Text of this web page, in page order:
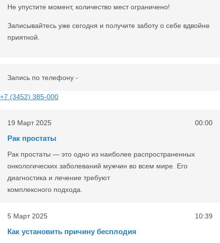
Не упустите момент, количество мест ограничено!
Записывайтесь уже сегодня и получите заботу о себе вдвойне
приятной.
Запись по телефону -
+7 (3452) 385-000
19 Март 2025 00:00
Рак простаты
Рак простаты — это одно из наиболее распространенных
онкологических заболеваний мужчин во всем мире. Его
диагностика и лечение требуют
комплексного подхода.
5 Март 2025 10:39
Как установить причину бесплодия